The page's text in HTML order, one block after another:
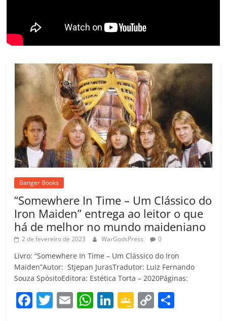
m
Banger Books
“Somewhere In Time – Um Clássico do
Iron Maiden” entrega ao leitor o que
há de melhor no mundo maideniano
2 de fevereiro de 2023 WarGodsPress 0
Livro: “Somewhere In Time – Um Clássico do Iron
Maiden”Autor: Stjepan JurasTradutor: Luiz Fernando
Souza SpósitoEditora: Estética Torta – 2020Páginas:
F T E W Li G C